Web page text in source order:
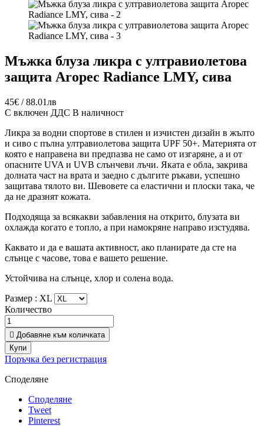
Мъжка блуза ликра с ултравиолетова
защита Aropec Radiance LMY, сива
45€ / 88.01лв
С включен ДДС В наличност
Ликра за водни спортове в стилен и изчистен дизайн в жълто
и сиво с пълна ултравиолетова защита UPF 50+. Материята от
която е направена ви предпазва не само от изгаряне, а и от
опасните UVA и UVB слънчеви лъчи. Яката е обла, закрива
долната част на врата и заедно с дългите ръкави, успешно
защитава тялото ви. Шевовете са еластични и плоски така, че
да не дразнят кожата.
Подходяща за всякакви забавления на открито, блузата ви
охлажда когато е топло, а при намокряне направо изстудява.
Каквато и да е вашата активност, ако планирате да сте на
слънце с часове, това е вашето решение.
Устойчива на слънце, хлор и солена вода.
Размер : XL
Количество
 Добавяне към количката
Купи
Поръчка без регистрация
Споделяне
Споделяне
Tweet
Pinterest